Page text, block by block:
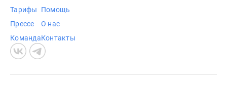
Тарифы
Прессе
Команда
Помощь
О нас
Контакты